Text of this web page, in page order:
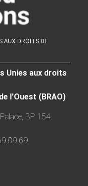
AUX DROITS DE
Unies aux droits
l’Ouest (BRAO)
BP 154,
89 69